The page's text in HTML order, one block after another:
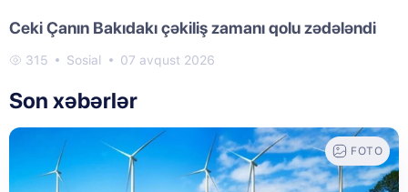
Ceki Çanın Bakıdakı çəkiliş zamanı qolu zədələndi
315 Sosial 07 avqust 2026
Son xəbərlər
FOTO